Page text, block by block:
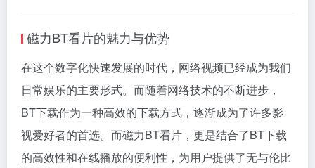
磁力BT看片的魅力与优势
在这个数字化快速发展的时代，网络视频已经成为我们
日常娱乐的主要形式。而随着网络技术的不断进步，
BT下载作为一种高效的下载方式，逐渐成为了许多影
视爱好者的首选。而磁力BT看片，更是结合了BT下载
的高效性和在线播放的便利性，为用户提供了无与伦比